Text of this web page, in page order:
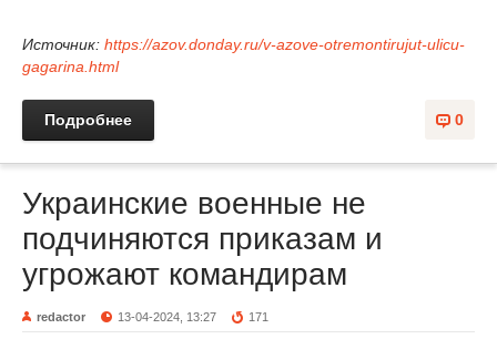
Источник: https://azov.donday.ru/v-azove-otremontirujut-ulicu-
gagarina.html
0
Подробнее
Украинские военные не
подчиняются приказам и
угрожают командирам
redactor 13-04-2024, 13:27 171